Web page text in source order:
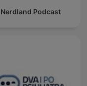
Nerdland Podcast